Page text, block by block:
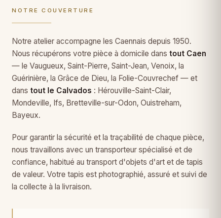
NOTRE COUVERTURE
Notre atelier accompagne les Caennais depuis 1950.
Nous récupérons votre pièce à domicile dans tout Caen
— le Vaugueux, Saint-Pierre, Saint-Jean, Venoix, la
Guérinière, la Grâce de Dieu, la Folie-Couvrechef — et
dans tout le Calvados : Hérouville-Saint-Clair,
Mondeville, Ifs, Bretteville-sur-Odon, Ouistreham,
Bayeux.
Pour garantir la sécurité et la traçabilité de chaque pièce,
nous travaillons avec un transporteur spécialisé et de
confiance, habitué au transport d'objets d'art et de tapis
de valeur. Votre tapis est photographié, assuré et suivi de
la collecte à la livraison.